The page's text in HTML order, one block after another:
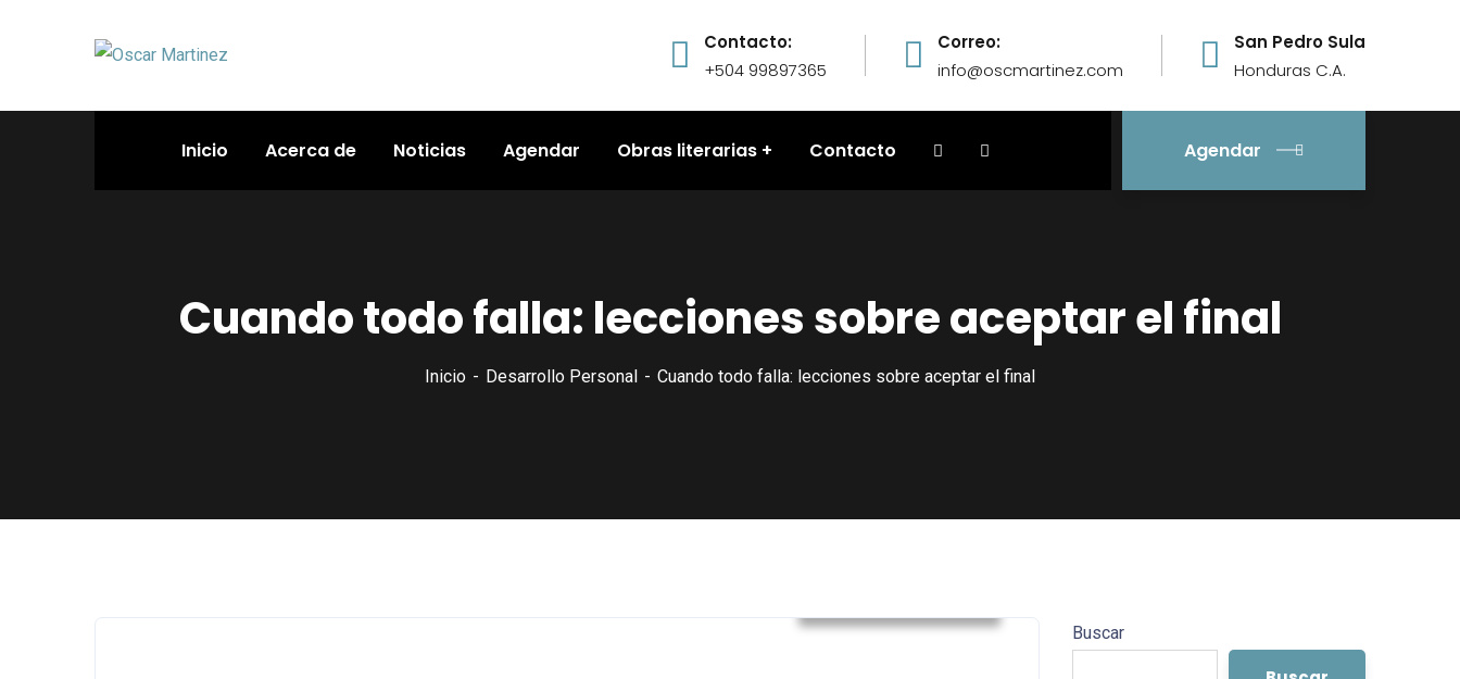
Contacto:
+504 99897365
Correo:
info@oscmartinez.com
San Pedro Sula
Honduras C.A.
Inicio Acerca de Noticias Agendar Obras literarias Contacto Agendar
Cuando todo falla: lecciones sobre aceptar el final
Inicio Desarrollo Personal Cuando todo falla: lecciones sobre aceptar el final
Buscar